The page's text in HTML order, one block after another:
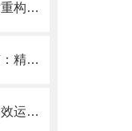
英标衬胶隔膜阀：柔性密封技术重构工业流体控制新范式
不锈钢金属硬密封蝶阀使用指南：精准操作以保障长久密封
燃气管道燃气球阀安全控制与高效运行的“核心开关”